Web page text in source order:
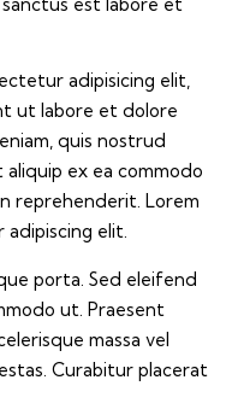
adipisicing elit,
ut labore et dolore
quis nostrud
ex ea commodo
reprehenderit. Lorem
elit.
porta. Sed eleifend
ut. Praesent
massa vel
Curabitur placerat